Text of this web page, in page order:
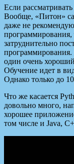
Если
Вообще, «Питон»
даже не
программирования,
затруднительно
программирования.
один очень
Обучение идет в
Однако только до
Что же касается
довольно много,
хорошее
том числе и Java,